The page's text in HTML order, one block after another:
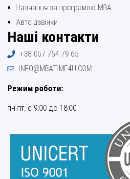
Навчання за програмою МВА
Авто дзвінки
Наші контакти
+38 057 754 79 65
INFO@MBATIME4U.COM
Режим роботи:
пн-пт, с 9:00 до 18:00